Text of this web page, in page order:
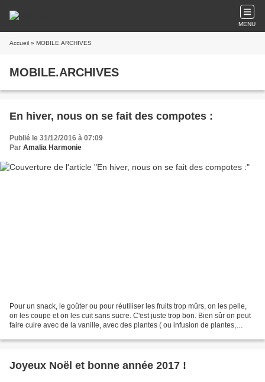
MENU
Accueil » MOBILE.ARCHIVES
MOBILE.ARCHIVES
En hiver, nous on se fait des compotes :
Publié le 31/12/2016 à 07:09
Par Amalia Harmonie
Pour un snack, le goûter ou pour réutiliser les fruits trop mûrs, on les pelle,
on les coupe et on les cuit sans sucre. C'est juste trop bon. Bien sûr on peut
faire cuire avec de la vanille, avec des plantes ( ou infusion de plantes,
Joyeux Noël et bonne année 2017 !